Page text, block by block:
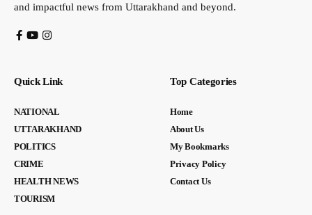
and impactful news from Uttarakhand and beyond.
Quick Link
NATIONAL
UTTARAKHAND
POLITICS
CRIME
HEALTH NEWS
TOURISM
Top Categories
Home
About Us
My Bookmarks
Privacy Policy
Contact Us